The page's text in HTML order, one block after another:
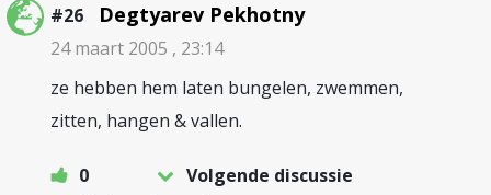
#26 Degtyarev Pekhotny
24 maart 2005 , 23:14
ze hebben hem laten bungelen, zwemmen,
zitten, hangen & vallen.
0
Volgende discussie